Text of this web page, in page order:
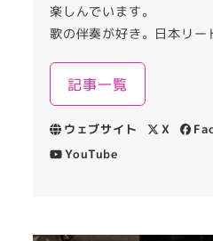
楽しんでいます。
歌の伴奏が好き。日本リー
記事一覧
ウェブサイト X
YouTube